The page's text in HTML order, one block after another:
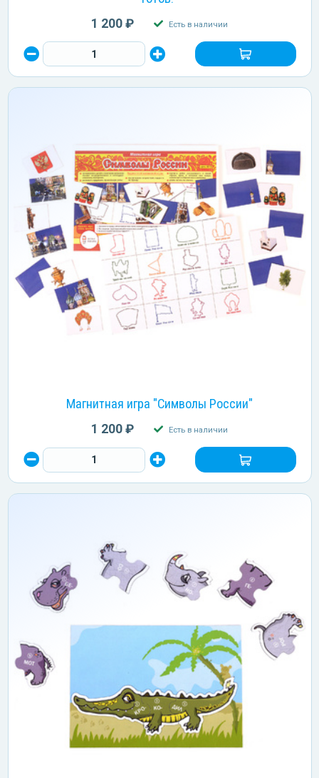
1 200 ₽ Есть в наличии
Магнитная игра "Символы России"
1 200 ₽ Есть в наличии